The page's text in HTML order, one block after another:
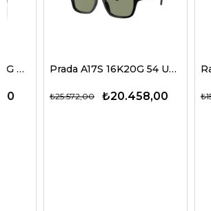
Prada A17S 16K20G 54 Unisex Güneş Gözlükleri
₺20.458,00
₺25.572,00 ₺15.037,00